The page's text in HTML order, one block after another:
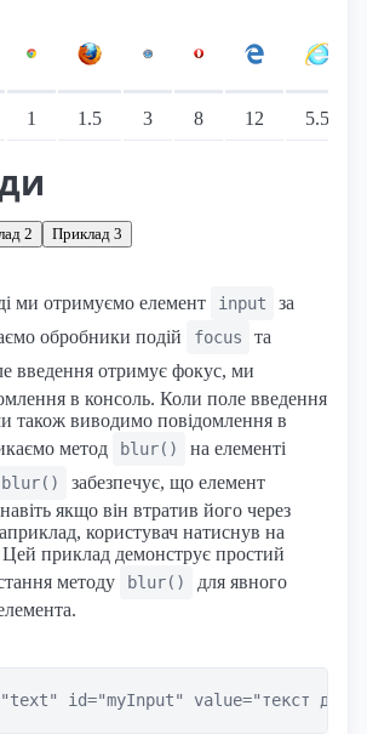
1 1.5 3 8 12 5.5
2 Приклад 3
ми отримуємо елемент input
за
обробники подій focus та
введення отримує фокус, ми
в консоль. Коли поле введення
також виводимо повідомлення в
метод
blur() на елементі
blur()
забезпечує, що елемент
якщо він втратив його через
користувач натиснув на
приклад демонструє простий
методу
blur()
для явного
id="myInput" value="текст для